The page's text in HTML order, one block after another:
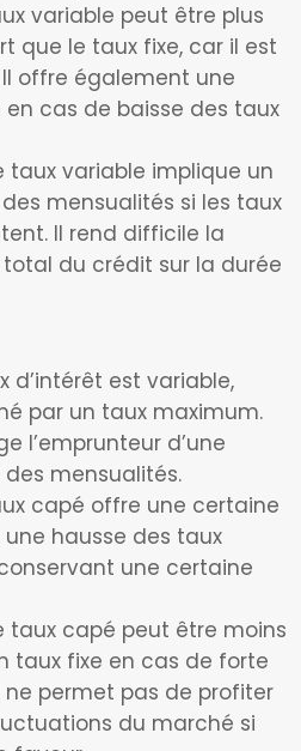
variable peut être plus
que le taux fixe, car il est
offre également une
cas de baisse des taux
taux variable implique un
mensualités si les taux
Il rend difficile la
du crédit sur la durée
d’intérêt est variable,
par un taux maximum.
l’emprunteur d’une
mensualités.
capé offre une certaine
hausse des taux
une certaine
taux capé peut être moins
taux fixe en cas de forte
ne permet pas de profiter
du marché si